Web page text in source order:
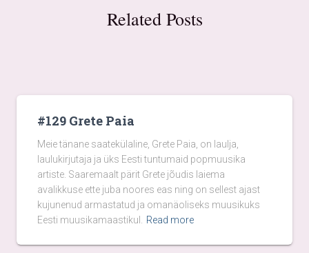
Related Posts
#129 Grete Paia
Meie tänane saatekülaline, Grete Paia, on laulja,
laulukirjutaja ja üks Eesti tuntumaid popmuusika
artiste. Saaremaalt pärit Grete jõudis laiema
avalikkuse ette juba noores eas ning on sellest ajast
kujunenud armastatud ja omanäoliseks muusikuks
Eesti muusikamaastikul.
Read more